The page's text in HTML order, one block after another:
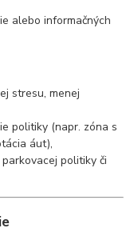
alebo informačných
stresu, menej
politiky (napr. zóna s
áut),
politiky či